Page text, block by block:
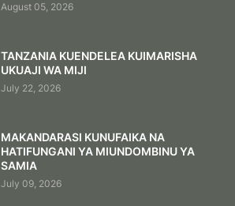
August 05, 2026
TANZANIA KUENDELEA KUIMARISHA
UKUAJI WA MIJI
July 22, 2026
MAKANDARASI KUNUFAIKA NA
HATIFUNGANI YA MIUNDOMBINU YA
SAMIA
July 09, 2026